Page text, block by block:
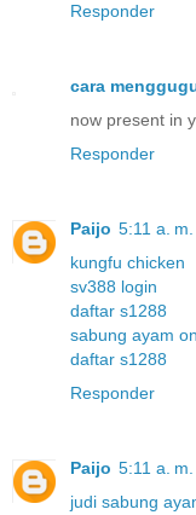
Responder
cara
now present in
Responder
Paijo 5:11 a. m.
kungfu chicken
sv388 login
daftar s1288
sabung ayam
daftar s1288
Responder
Paijo 5:11 a. m.
judi sabung